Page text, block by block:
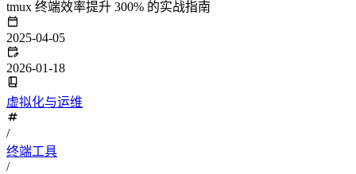
tmux 终端效率提升 300% 的实战指南
2025-04-05
2026-01-18
虚拟化与运维
/
终端工具
/